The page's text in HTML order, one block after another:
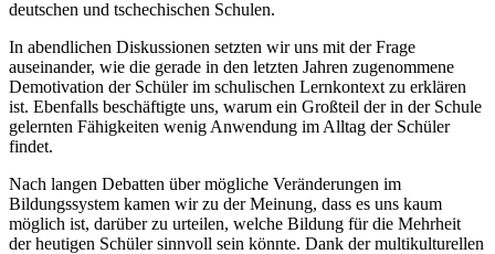
deutschen und tschechischen Schulen.
In abendlichen Diskussionen setzten wir uns mit der Frage
auseinander, wie die gerade in den letzten Jahren zugenommene
Demotivation der Schüler im schulischen Lernkontext zu erklären
ist. Ebenfalls beschäftigte uns, warum ein Großteil der in der Schule
gelernten Fähigkeiten wenig Anwendung im Alltag der Schüler
findet.
Nach langen Debatten über mögliche Veränderungen im
Bildungssystem kamen wir zu der Meinung, dass es uns kaum
möglich ist, darüber zu urteilen, welche Bildung für die Mehrheit
der heutigen Schüler sinnvoll sein könnte. Dank der multikulturellen